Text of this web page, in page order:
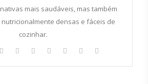
mais saudáveis, mas também
densas e fáceis de
cozinhar.